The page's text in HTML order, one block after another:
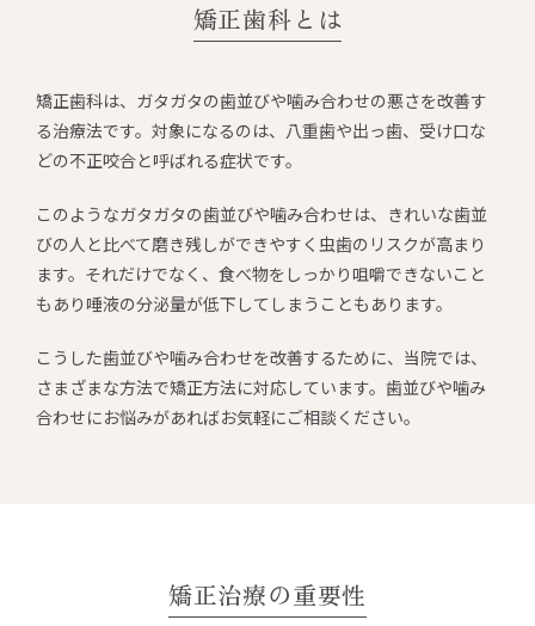
矯正歯科とは
矯正歯科は、ガタガタの歯並びや噛み合わせの悪さを改善す
る治療法です。対象になるのは、八重歯や出っ歯、受け口な
どの不正咬合と呼ばれる症状です。
このようなガタガタの歯並びや噛み合わせは、きれいな歯並
びの人と比べて磨き残しができやすく虫歯のリスクが高まり
ます。それだけでなく、食べ物をしっかり咀嚼できないこと
もあり唾液の分泌量が低下してしまうこともあります。
こうした歯並びや噛み合わせを改善するために、当院では、
さまざまな方法で矯正方法に対応しています。歯並びや噛み
合わせにお悩みがあればお気軽にご相談ください。
矯正治療の重要性